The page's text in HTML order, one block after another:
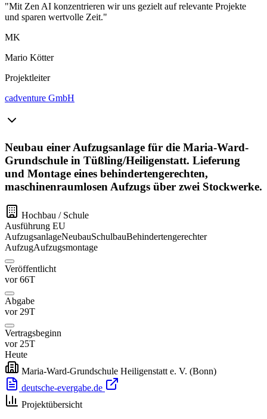
"Mit Zen AI konzentrieren wir uns gezielt auf relevante Projekte
und sparen wertvolle Zeit."
MK
Mario Kötter
Projektleiter
cadventure GmbH
Neubau einer Aufzugsanlage für die Maria-Ward-
Grundschule in Tüßling/Heiligenstatt. Lieferung
und Montage eines behindertengerechten,
maschinenraumlosen Aufzugs über zwei Stockwerke.
Hochbau / Schule
Ausführung EU
AufzugsanlageNeubauSchulbauBehindertengerechter
AufzugAufzugsmontage
Veröffentlicht
vor 66T
Abgabe
vor 29T
Vertragsbeginn
vor 25T
Heute
Maria-Ward-Grundschule Heiligenstatt e. V. (Bonn)
deutsche-evergabe.de
Projektübersicht